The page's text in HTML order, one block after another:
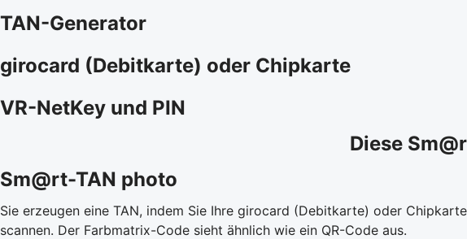
TAN-Generator
girocard (Debitkarte) oder Chipkarte
VR-NetKey und PIN
Diese
Sm@rt-TAN photo
Sie erzeugen eine TAN, indem Sie Ihre girocard (Debitkarte) oder
scannen. Der Farbmatrix-Code sieht ähnlich wie ein QR-Code aus.